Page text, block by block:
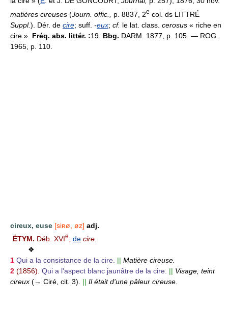
matières cireuses (Journ. offic., p. 8837, 2e col. ds LITTRÉ
Suppl.). Dér. de cire; suff. -eux; cf. le lat. class. cerosus « riche en
cire ». Fréq. abs. littér. :19. Bbg. DARM. 1877, p. 105. — ROG.
1965, p. 110.
cireux, euse [siʀø, øz] adj.
ÉTYM. Déb. XVIe; de cire.
❖
1 Qui a la consistance de la cire. || Matière cireuse.
2 (1856). Qui a l'aspect blanc jaunâtre de la cire. || Visage, teint
cireux (→ Ciré, cit. 3). || Il était d'une pâleur cireuse.